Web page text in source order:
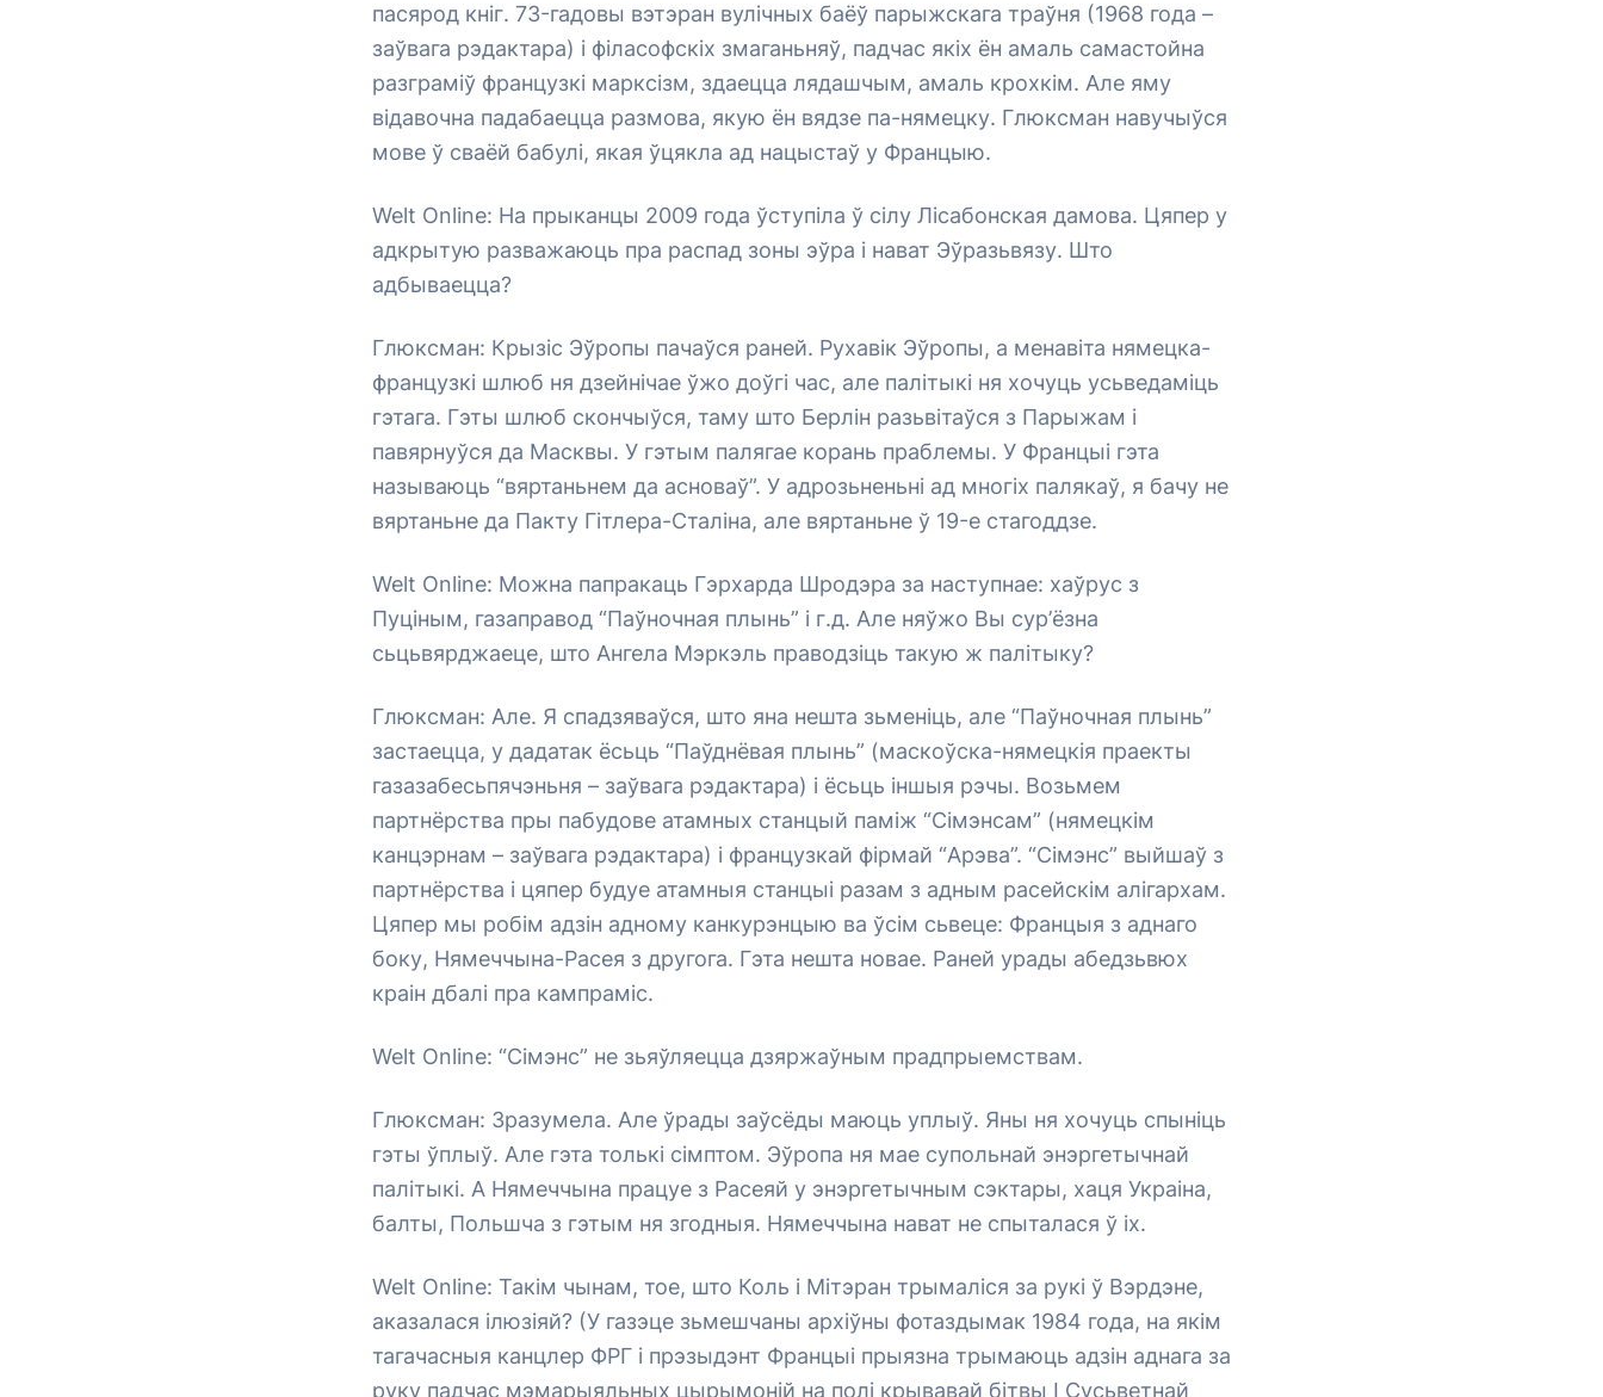
пасярод кніг. 73-гадовы вэтэран вулічных баёў парыжскага траўня (1968 года –
заўвага рэдактара) і філасофскіх змаганьняў, падчас якіх ён амаль самастойна
разграміў французкі марксізм, здаецца лядашчым, амаль крохкім. Але яму
відавочна падабаецца размова, якую ён вядзе па-нямецку. Глюксман навучыўся
мове ў сваёй бабулі, якая ўцякла ад нацыстаў у Францыю.
Welt Online: На прыканцы 2009 года ўступіла ў сілу Лісабонская дамова. Цяпер у
адкрытую разважаюць пра распад зоны эўра і нават Эўразьвязу. Што
адбываецца?
Глюксман: Крызіс Эўропы пачаўся раней. Рухавік Эўропы, а менавіта нямецка-
французкі шлюб ня дзейнічае ўжо доўгі час, але палітыкі ня хочуць усьведаміць
гэтага. Гэты шлюб скончыўся, таму што Берлін разьвітаўся з Парыжам і
павярнуўся да Масквы. У гэтым палягае корань праблемы. У Францыі гэта
называюць “вяртаньнем да асноваў”. У адрозьненьні ад многіх палякаў, я бачу не
вяртаньне да Пакту Гітлера-Сталіна, але вяртаньне ў 19-е стагоддзе.
Welt Online: Можна папракаць Гэрхарда Шродэра за наступнае: хаўрус з
Пуціным, газаправод “Паўночная плынь” і г.д. Але няўжо Вы сур’ёзна
сьцьвярджаеце, што Ангела Мэркэль праводзіць такую ж палітыку?
Глюксман: Але. Я спадзяваўся, што яна нешта зьменіць, але “Паўночная плынь”
застаецца, у дадатак ёсьць “Паўднёвая плынь” (маскоўска-нямецкія праекты
газазабесьпячэньня – заўвага рэдактара) і ёсьць іншыя рэчы. Возьмем
партнёрства пры пабудове атамных станцый паміж “Сімэнсам” (нямецкім
канцэрнам – заўвага рэдактара) і французкай фірмай “Арэва”. “Сімэнс” выйшаў з
партнёрства і цяпер будуе атамныя станцыі разам з адным расейскім алігархам.
Цяпер мы робім адзін адному канкурэнцыю ва ўсім сьвеце: Францыя з аднаго
боку, Нямеччына-Расея з другога. Гэта нешта новае. Раней урады абедзьвюх
краін дбалі пра кампраміс.
Welt Online: “Сімэнс” не зьяўляецца дзяржаўным прадпрыемствам.
Глюксман: Зразумела. Але ўрады заўсёды маюць уплыў. Яны ня хочуць спыніць
гэты ўплыў. Але гэта толькі сімптом. Эўропа ня мае супольнай энэргетычнай
палітыкі. А Нямеччына працуе з Расеяй у энэргетычным сэктары, хаця Украіна,
балты, Польшча з гэтым ня згодныя. Нямеччына нават не спыталася ў іх.
Welt Online: Такім чынам, тое, што Коль і Мітэран трымаліся за рукі ў Вэрдэне,
аказалася ілюзіяй? (У газэце зьмешчаны архіўны фотаздымак 1984 года, на якім
тагачасныя канцлер ФРГ і прэзыдэнт Францыі прыязна трымаюць адзін аднага за
руку падчас мэмарыяльных цырымоній на полі крывавай бітвы І Сусьветнай